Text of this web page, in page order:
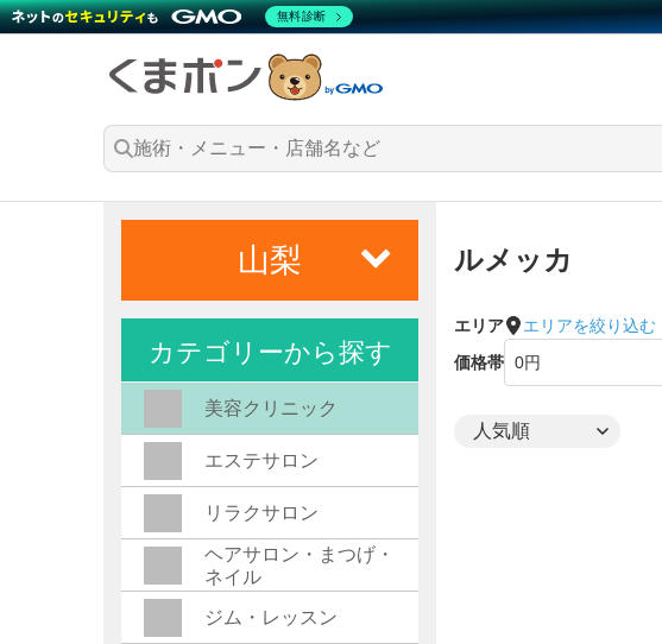
ルメッカ
エリア
エリアを絞り込む
価格帯
山梨
カテゴリーから探す
美容クリニック
エステサロン
リラクサロン
ヘアサロン・まつげ・
ネイル
ジム・レッスン
無料診断